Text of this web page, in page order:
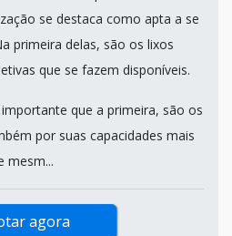
se destaca como apta a se
primeira delas, são os lixos
que se fazem disponíveis.
que a primeira, são os
por suas capacidades mais
mesm...
agora